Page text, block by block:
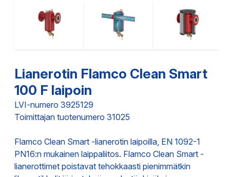
Lianerotin Flamco Clean Smart
100 F laipoin
LVI-numero 3925129
Toimittajan tuotenumero 31025
Flamco Clean Smart -lianerotin laipoilla, EN 1092-1
PN16:n mukainen laippaliitos. Flamco Clean Smart -
lianerottimet poistavat tehokkaasti pienimmätkin